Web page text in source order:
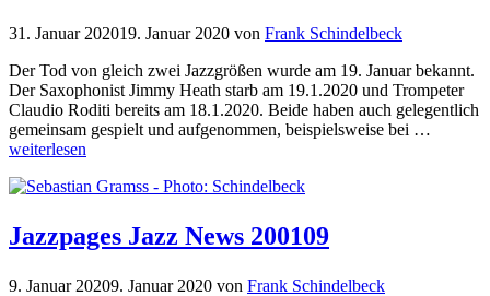
31. Januar 202019. Januar 2020 von Frank Schindelbeck
Der Tod von gleich zwei Jazzgrößen wurde am 19. Januar bekannt.
Der Saxophonist Jimmy Heath starb am 19.1.2020 und Trompeter
Claudio Roditi bereits am 18.1.2020. Beide haben auch gelegentlich
gemeinsam gespielt und aufgenommen, beispielsweise bei …
weiterlesen
Jazzpages Jazz News 200109
9. Januar 20209. Januar 2020 von Frank Schindelbeck